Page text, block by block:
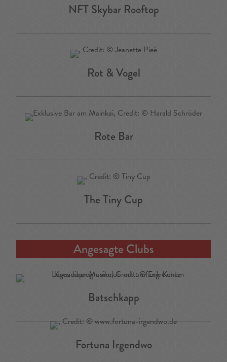
NFT Skybar Rooftop
Rot & Vogel
Rote Bar
The Tiny Cup
Angesagte Clubs
Batschkapp
Fortuna Irgendwo